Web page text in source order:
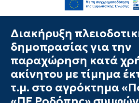
Διακήρυξη
δημοπρασίας για την
παραχώρηση κατά
ακίνητου με τίμημα
τ.μ. στο αγρόκτημα